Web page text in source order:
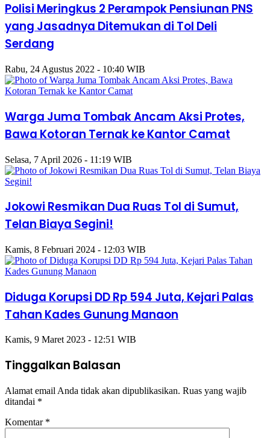
Polisi Meringkus 2 Perampok Pensiunan PNS
yang Jasadnya Ditemukan di Tol Deli
Serdang
Rabu, 24 Agustus 2022 - 10:40 WIB
Warga Juma Tombak Ancam Aksi Protes,
Bawa Kotoran Ternak ke Kantor Camat
Selasa, 7 April 2026 - 11:19 WIB
Jokowi Resmikan Dua Ruas Tol di Sumut,
Telan Biaya Segini!
Kamis, 8 Februari 2024 - 12:03 WIB
Diduga Korupsi DD Rp 594 Juta, Kejari Palas
Tahan Kades Gunung Manaon
Kamis, 9 Maret 2023 - 12:51 WIB
Tinggalkan Balasan
Alamat email Anda tidak akan dipublikasikan. Ruas yang wajib
ditandai *
Komentar *